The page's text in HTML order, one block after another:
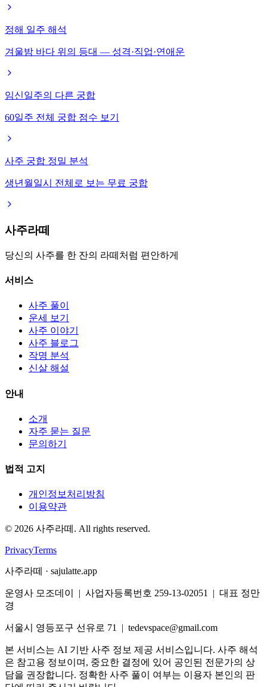
정해 일주 해석
겨울밤 바다 위의 등대 — 성격·직업·연애운
임신일주의 다른 궁합
60일주 전체 궁합 점수 보기
사주 궁합 정밀 분석
생년월일시 전체로 보는 무료 궁합
사주라떼
당신의 사주를 한 잔의 라떼처럼 편안하게
서비스
사주 풀이
운세 보기
사주 이야기
사주 블로그
작명 분석
신살 해설
안내
소개
자주 묻는 질문
문의하기
법적 고지
개인정보처리방침
이용약관
© 2026 사주라떼. All rights reserved.
PrivacyTerms
사주라떼 · sajulatte.app
운영사 모조데이 | 사업자등록번호 259-13-02051 | 대표 정만
경
서울시 영등포구 선유로 71 | tedevspace@gmail.com
본 서비스는 AI 기반 사주 정보 제공 서비스입니다. 사주 해석
은 참고용 정보이며, 중요한 결정에 있어 공인된 전문가의 상
담을 권장합니다. 정확한 사주 풀이 여부는 이용자 본인의 판